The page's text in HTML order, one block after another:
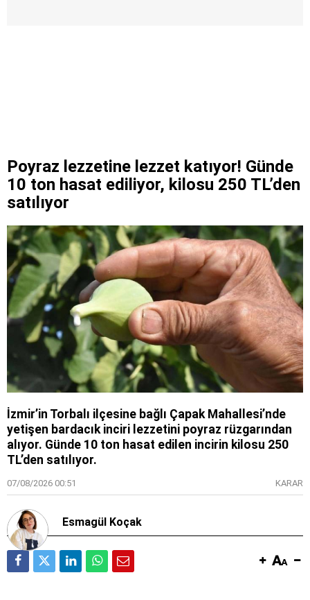
Poyraz lezzetine lezzet katıyor! Günde
10 ton hasat ediliyor, kilosu 250 TL’den
satılıyor
İzmir’in Torbalı ilçesine bağlı Çapak Mahallesi’nde
yetişen bardacık inciri lezzetini poyraz rüzgarından
alıyor. Günde 10 ton hasat edilen incirin kilosu 250
TL’den satılıyor.
07/08/2026 00:51 KARAR
Esmagül Koçak